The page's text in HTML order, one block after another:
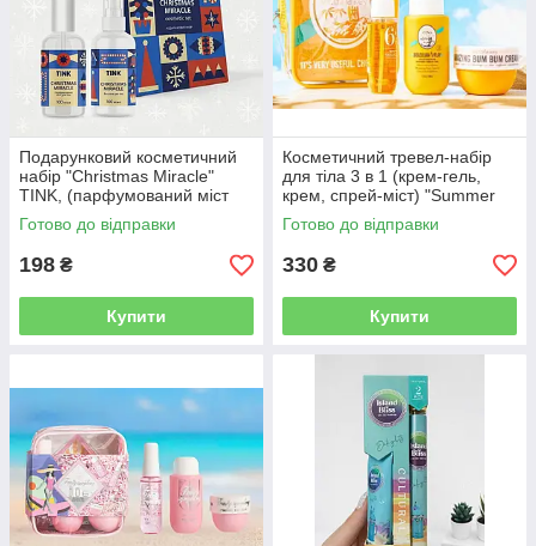
Подарунковий косметичний
набір "Christmas Miracle"
TINK, (парфумований міст
100 мл, лосьйон для тіла 100
мл)
Готово до відправки
198 ₴
Купити
Косметичний тревел-набір
для тіла 3 в 1 (крем-гель,
крем, спрей-міст) "Summer
Travel Set" Victoria Key
Готово до відправки
330 ₴
Купити